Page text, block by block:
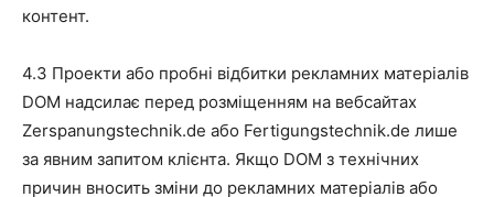
контент.
4.3 Проекти або пробні відбитки рекламних матеріалів
DOM надсилає перед розміщенням на вебсайтах
Zerspanungstechnik.de або Fertigungstechnik.de лише
за явним запитом клієнта. Якщо DOM з технічних
причин вносить зміни до рекламних матеріалів або